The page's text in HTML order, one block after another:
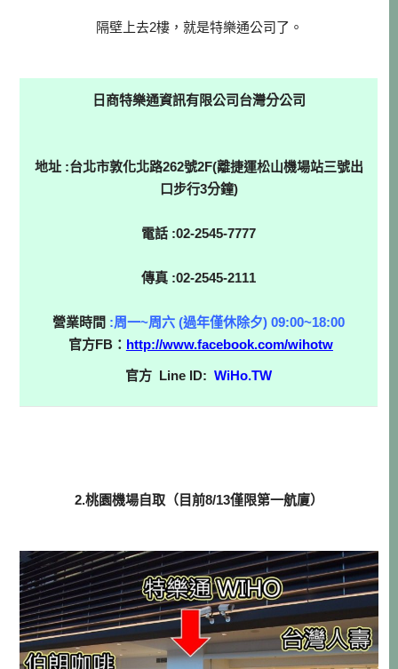
隔壁上去2樓，就是特樂通公司了。
日商特樂通資訊有限公司台灣分公司
地址 :台北市敦化北路262號2F(離捷運松山機場站三號出
口步行3分鐘)
電話 :02-2545-7777
傳真 :02-2545-2111
營業時間 :周一~周六 (過年僅休除夕) 09:00~18:00
官方FB： http://www.facebook.com/wihotw
官方 Line ID:WiHo.TW
2.桃園機場自取（目前8/13僅限第一航廈）